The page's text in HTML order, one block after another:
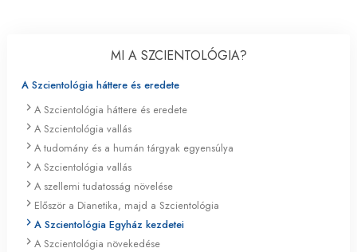
MI A SZCIENTOLÓGIA?
A Szcientológia háttere és eredete
A Szcientológia háttere és eredete
A Szcientológia vallás
A tudomány és a humán tárgyak egyensúlya
A Szcientológia vallás
A szellemi tudatosság növelése
Először a Dianetika, majd a Szcientológia
A Szcientológia Egyház kezdetei
A Szcientológia növekedése